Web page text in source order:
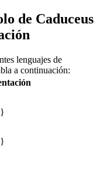
de Caduceus
lenguajes de
a continuación: